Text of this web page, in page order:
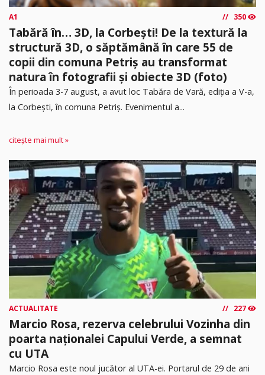
A1 350
Tabără în… 3D, la Corbești! De la textură la
structură 3D, o săptămână în care 55 de
copii din comuna Petriș au transformat
natura în fotografii și obiecte 3D (foto)
În perioada 3-7 august, a avut loc Tabăra de Vară, ediția a V-a,
la Corbești, în comuna Petriș. Evenimentul a...
citește mai mult »
ACTUALITATE 227
Marcio Rosa, rezerva celebrului Vozinha din
poarta naționalei Capului Verde, a semnat
cu UTA
Marcio Rosa este noul jucător al UTA-ei. Portarul de 29 de ani